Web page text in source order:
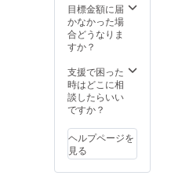
目標金額に届
かなかった場
合どうなりま
すか？
支援で困った
時はどこに相
談したらいい
ですか？
ヘルプページを
見る